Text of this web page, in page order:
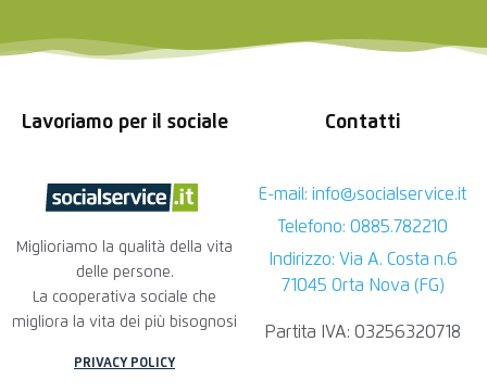
Lavoriamo per il sociale
Miglioriamo la qualità della vita
delle persone.
La cooperativa sociale che
migliora la vita dei più bisognosi
PRIVACY POLICY
Contatti
E-mail: info@socialservice.it
Telefono: 0885.782210
Indirizzo: Via A. Costa n.6
71045 Orta Nova (FG)
Partita IVA: 03256320718